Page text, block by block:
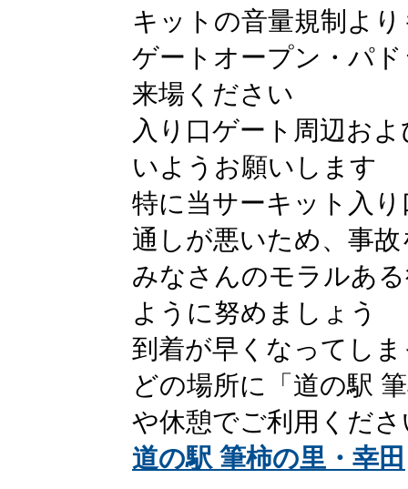
キットの音量規制よ
ゲートオープン・パ
来場ください
入り口ゲート周辺お
いようお願いします
特に当サーキット入
通しが悪いため、事
みなさんのモラルあ
ように努めましょう
到着が早くなってし
どの場所に「道の駅
や休憩でご利用くださ
道の駅 筆柿の里・幸田